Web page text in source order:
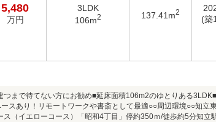
5,480
万円
3LDK
106m2 137.41m2
(築
まで待てない方にお勧め■延床面積106m2のゆとりある
スあり！リモートワークや書斎として最適○○周辺環境○○知立
（イエローコース）「昭和4丁目」停約350ｍ/徒歩約5分知立